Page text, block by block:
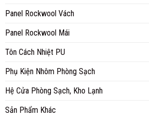
Panel Rockwool Vách
Panel Rockwool Mái
Tôn Cách Nhiệt PU
Phụ Kiện Nhôm Phòng Sạch
Hệ Cửa Phòng Sạch, Kho Lạnh
Sản Phẩm Khác